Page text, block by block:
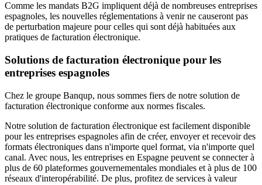
Comme les mandats B2G impliquent déjà de nombreuses entreprises
espagnoles, les nouvelles réglementations à venir ne causeront pas
de perturbation majeure pour celles qui sont déjà habituées aux
pratiques de facturation électronique.
Solutions de facturation électronique pour les
entreprises espagnoles
Chez le groupe Banqup, nous sommes fiers de notre solution de
facturation électronique conforme aux normes fiscales.
Notre solution de facturation électronique est facilement disponible
pour les entreprises espagnoles afin de créer, envoyer et recevoir des
formats électroniques dans n'importe quel format, via n'importe quel
canal. Avec nous, les entreprises en Espagne peuvent se connecter à
plus de 60 plateformes gouvernementales mondiales et à plus de 100
réseaux d'interopérabilité. De plus, profitez de services à valeur